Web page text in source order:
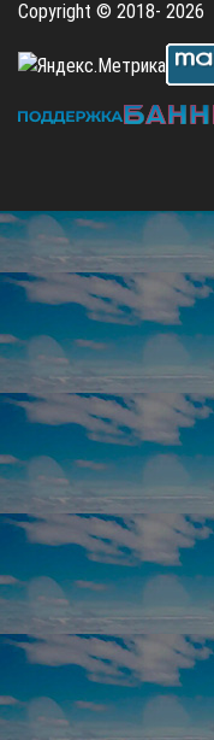
Copyright © 2018- 2026